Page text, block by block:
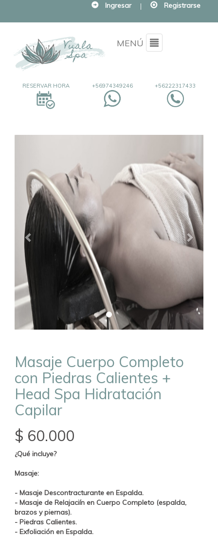
Ingresar | Registrarse
MENÚ Menu
+56222317433
+56974349246
RESERVAR HORA
Masaje Cuerpo Completo
con Piedras Calientes +
Head Spa Hidratación
Capilar
$ 60.000
¿Qué incluye?
Masaje:
- Masaje Descontracturante en Espalda.
- Masaje de Relajaciín en Cuerpo Completo (espalda,
brazos y piernas).
- Piedras Calientes.
- Exfoliación en Espalda.